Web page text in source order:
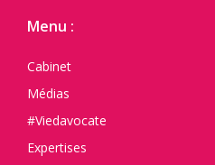
Menu :
Cabinet
Médias
#Viedavocate
Expertises